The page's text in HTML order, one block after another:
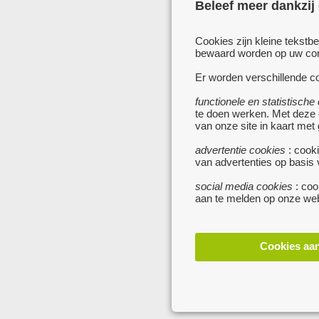
Beleef meer
Cookies zijn kleine
bewaard worden op uw
Er worden verschillende
functionele en statistische
te doen werken. Met
van onze site in kaart met
advertentie cookies :
van advertenties op basis
social media cookies :
aan te melden op onze
Cookies